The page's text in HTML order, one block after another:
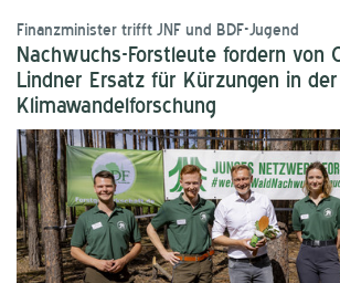
Finanzminister trifft JNF und BDF-Jugend
Nachwuchs-Forstleute fordern von
Lindner Ersatz für Kürzungen in der
Klimawandelforschung